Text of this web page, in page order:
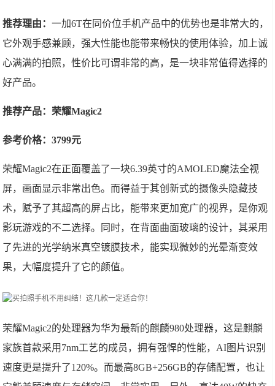
推荐理由：一加6T在同价位手机产品中的优势也是非常大的，
它外观手感兼顾，强大性能也能带来畅快的使用体验，加上诚
心满满的拍照，性价比可谓非常的高，是一块非常值得选择的
好产品。
推荐产品：荣耀Magic2
参考价格：3799元
荣耀Magic2在正面覆盖了一块6.39英寸的AMOLED魔法全视
屏，画面显示非常出色。而得益于其创新式的摄像头隐藏技
术，赋予了其超高的屏占比，能带来更加宽广的视界，是你观
影玩游戏的不二选择。同时，在背面曲面玻璃的设计，其采用
了先进的光学纳米真空镀膜技术，能实现微妙的光晕渐变效
果，大幅度提升了它的颜值。
荣耀Magic2的处理器为华为最新的麒麟980处理器，这是麒麟
家族首款采用7nm工艺的成员，拥有强悍的性能，AI图片识别
速度更是提升了120%。而最高8GB+256GB的存储配置，也让